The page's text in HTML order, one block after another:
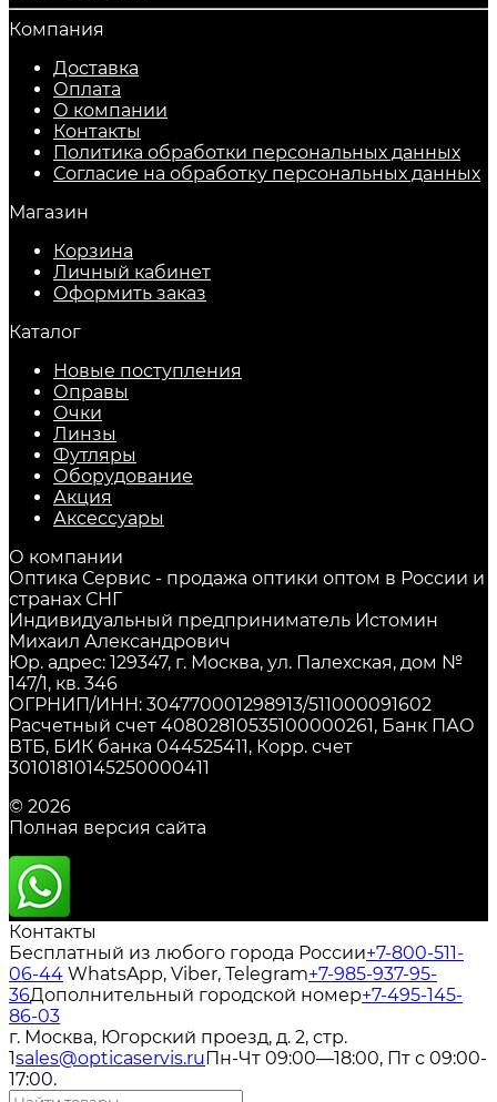
Компания
Доставка
Оплата
О компании
Контакты
Политика обработки персональных данных
Согласие на обработку персональных данных
Магазин
Корзина
Личный кабинет
Оформить заказ
Каталог
Новые поступления
Оправы
Очки
Линзы
Футляры
Оборудование
Акция
Аксессуары
О компании
Оптика Сервис - продажа оптики оптом в России и
странах СНГ
Индивидуальный предприниматель Истомин
Михаил Александрович
Юр. адрес: 129347, г. Москва, ул. Палехская, дом №
147/1, кв. 346
ОГРНИП/ИНН: 304770001298913/511000091602
Расчетный счет 40802810535100000261, Банк ПАО
ВТБ, БИК банка 044525411, Корр. счет
30101810145250000411
© 2026
Полная версия сайта
Контакты
Бесплатный из любого города России+7-800-511-
06-44 WhatsApp, Viber, Telegram+7-985-937-95-
36Дополнительный городской номер+7-495-145-
86-03
г. Москва, Югорский проезд, д. 2, стр.
1sales@opticaservis.ruПн-Чт 09:00—18:00, Пт с 09:00-
17:00.